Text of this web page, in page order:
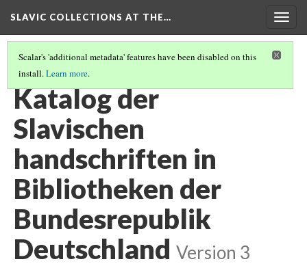
SLAVIC COLLECTIONS AT THE…
Scalar's 'additional metadata' features have been disabled on this
install.Learn more.
GENERAL SLAVIC REFERENCE COLLECTION SECTION 1
Katalog der
Slavischen
handschriften in
Bibliotheken der
Bundesrepublik
Deutschland Version 3